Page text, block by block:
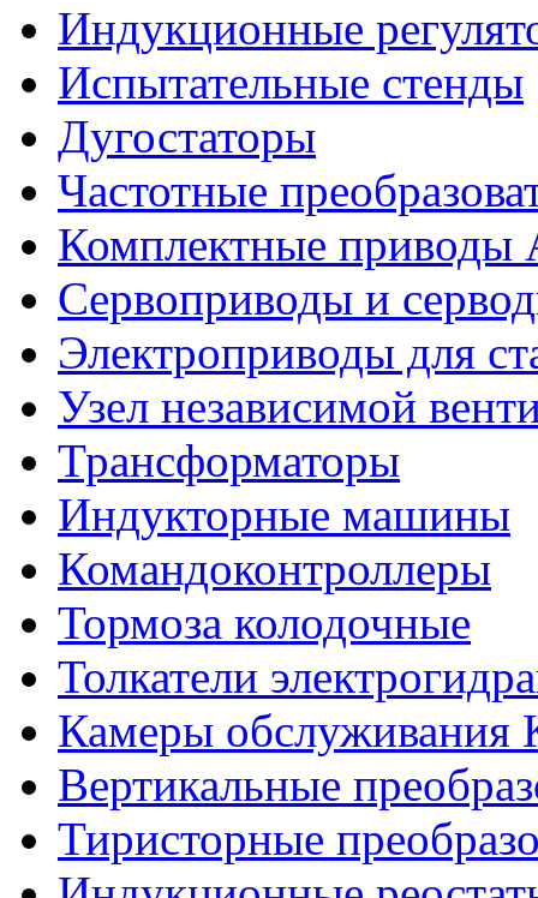
Индукционные
Испытательные стенды
Дугостаторы
Частотные
Комплектные
Сервоприводы и
Электроприводы для
Узел независимой
Трансформаторы
Индукторные машины
Командоконтроллеры
Тормоза колодочные
Толкатели
Камеры
Вертикальные
Тиристорные